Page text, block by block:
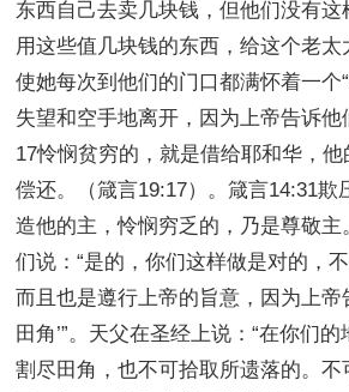
东西自己去卖几块钱，但他们没有这
用这些值几块钱的东西，给这个老太
使她每次到他们的门口都满怀着一个
失望和空手地离开，因为上帝告诉他
17怜悯贫穷的，就是借给耶和华，
偿还。（箴言19:17）。箴言14:31欺
造他的主，怜悯穷乏的，乃是尊敬
们说：“是的，你们这样做是对的，
而且也是遵行上帝的旨意，因为上帝
田角’”。天父在圣经上说：“在你们
割尽田角，也不可拾取所遗落的。不